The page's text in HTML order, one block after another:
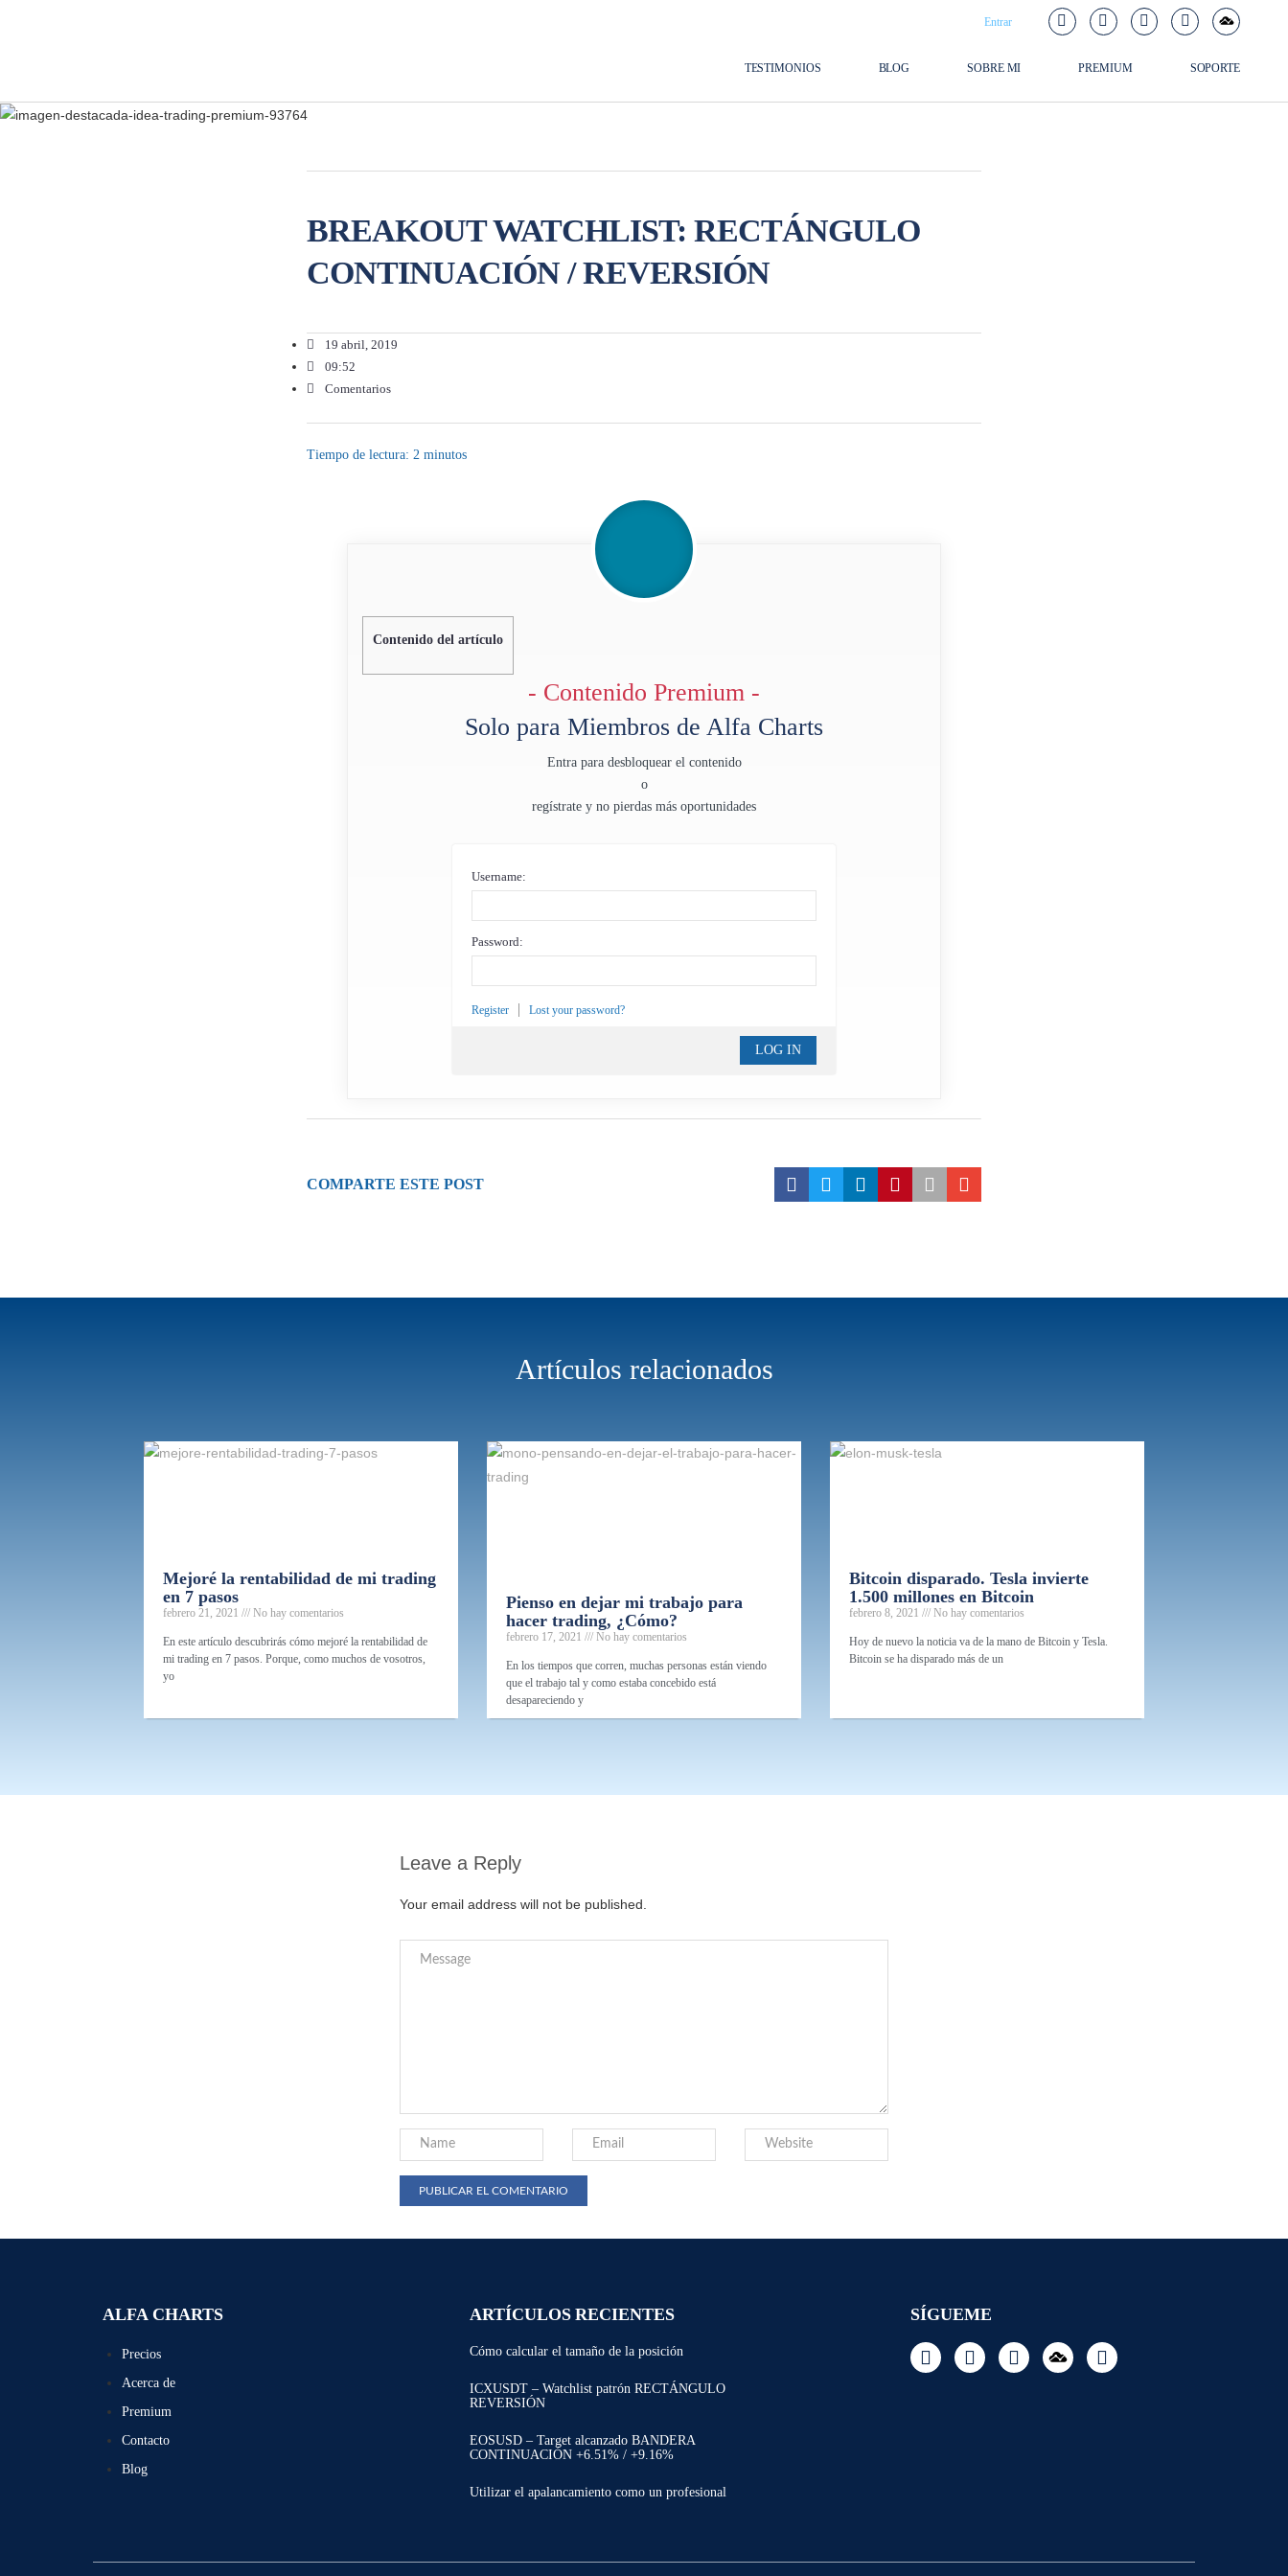
Entrar
TESTIMONIOS BLOG SOBRE MI PREMIUM SOPORTE
BREAKOUT WATCHLIST: RECTÁNGULO
CONTINUACIÓN / REVERSIÓN
19 abril, 2019
09:52
Comentarios
Tiempo de lectura: 2 minutos
Contenido del artículo
- Contenido Premium -
Solo para Miembros de Alfa Charts
Entra para desbloquear el contenido
o
regístrate y no pierdas más oportunidades
Username:
Password:
Register Lost your password?
COMPARTE ESTE POST
Artículos relacionados
Mejoré la rentabilidad de mi trading
en 7 pasos
febrero 21, 2021 No hay comentarios
En este artículo descubrirás cómo mejoré la rentabilidad de
mi trading en 7 pasos. Porque, como muchos de vosotros,
yo
Pienso en dejar mi trabajo para
hacer trading, ¿Cómo?
febrero 17, 2021 No hay comentarios
En los tiempos que corren, muchas personas están viendo
que el trabajo tal y como estaba concebido está
desapareciendo y
Bitcoin disparado. Tesla invierte
1.500 millones en Bitcoin
febrero 8, 2021 No hay comentarios
Hoy de nuevo la noticia va de la mano de Bitcoin y Tesla.
Bitcoin se ha disparado más de un
Leave a Reply
Your email address will not be published.
ALFA CHARTS
Precios
Acerca de
Premium
Contacto
Blog
ARTÍCULOS RECIENTES
Cómo calcular el tamaño de la posición
ICXUSDT – Watchlist patrón RECTÁNGULO
REVERSIÓN
EOSUSD – Target alcanzado BANDERA
CONTINUACIÓN +6.51% / +9.16%
Utilizar el apalancamiento como un profesional
SÍGUEME